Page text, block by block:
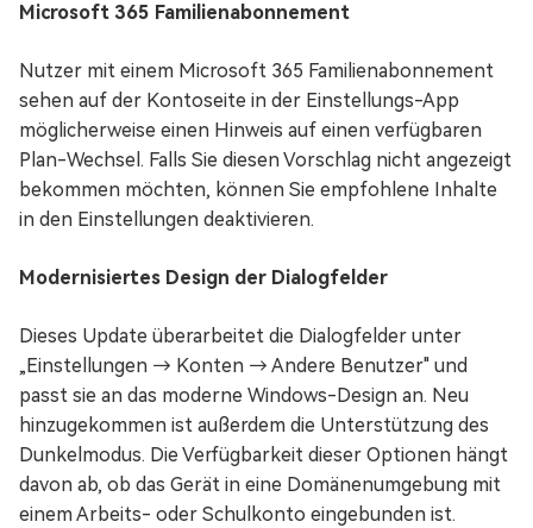
Microsoft 365 Familienabonnement
Nutzer mit einem Microsoft 365 Familienabonnement
sehen auf der Kontoseite in der Einstellungs-App
möglicherweise einen Hinweis auf einen verfügbaren
Plan-Wechsel. Falls Sie diesen Vorschlag nicht angezeigt
bekommen möchten, können Sie empfohlene Inhalte
in den Einstellungen deaktivieren.
Modernisiertes Design der Dialogfelder
Dieses Update überarbeitet die Dialogfelder unter
„Einstellungen → Konten → Andere Benutzer" und
passt sie an das moderne Windows-Design an. Neu
hinzugekommen ist außerdem die Unterstützung des
Dunkelmodus. Die Verfügbarkeit dieser Optionen hängt
davon ab, ob das Gerät in eine Domänenumgebung mit
einem Arbeits- oder Schulkonto eingebunden ist.